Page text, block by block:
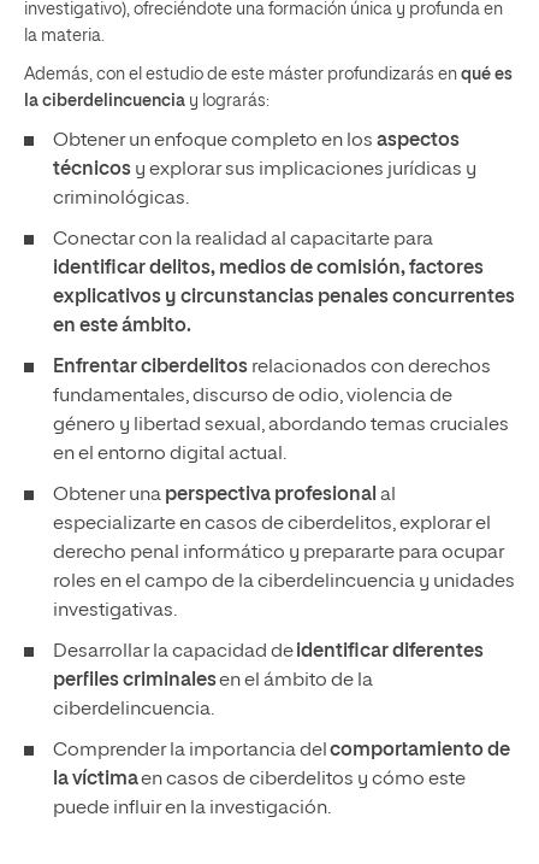
investigativo), ofreciéndote una formación única y profunda en
la materia.
Además, con el estudio de este máster profundizarás en qué es
la ciberdelincuencia y lograrás:
Obtener un enfoque completo en los aspectos
técnicos y explorar sus implicaciones jurídicas y
criminológicas.
Conectar con la realidad al capacitarte para
identificar delitos, medios de comisión, factores
explicativos y circunstancias penales concurrentes
en este ámbito.
Enfrentar ciberdelitos relacionados con derechos
fundamentales, discurso de odio, violencia de
género y libertad sexual, abordando temas cruciales
en el entorno digital actual.
Obtener una perspectiva profesional al
especializarte en casos de ciberdelitos, explorar el
derecho penal informático y prepararte para ocupar
roles en el campo de la ciberdelincuencia y unidades
investigativas.
Desarrollar la capacidad deidentificar diferentes
perfiles criminalesen el ámbito de la
ciberdelincuencia.
Comprender la importancia del comportamiento de
la víctimaen casos de ciberdelitos y cómo este
puede influir en la investigación.